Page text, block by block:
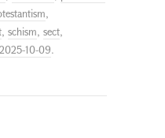
,
, schism, sect,
2025-10-09.